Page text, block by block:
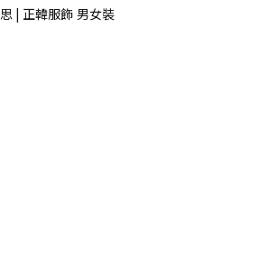
思 | 正韓服飾 男女裝